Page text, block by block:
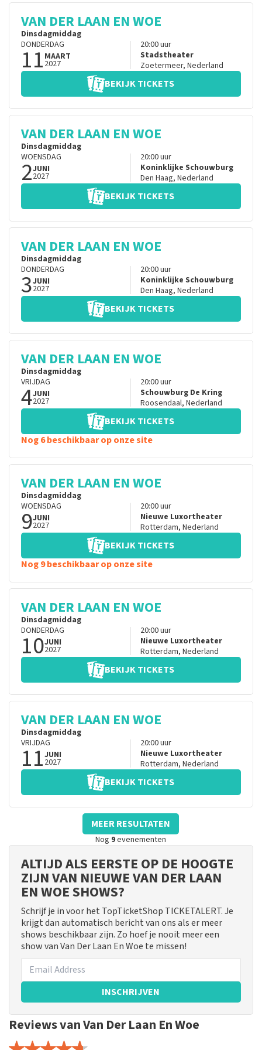
VAN DER LAAN EN WOE
Dinsdagmiddag
DONDERDAG
11 MAART
2027
20:00uur
Stadstheater
Zoetermeer, Nederland
BEKIJK TICKETS
VAN DER LAAN EN WOE
Dinsdagmiddag
WOENSDAG
2JUNI
2027
20:00uur
Koninklijke Schouwburg
Den Haag, Nederland
BEKIJK TICKETS
VAN DER LAAN EN WOE
Dinsdagmiddag
DONDERDAG
3JUNI
2027
20:00uur
Koninklijke Schouwburg
Den Haag, Nederland
BEKIJK TICKETS
VAN DER LAAN EN WOE
Dinsdagmiddag
VRIJDAG
4JUNI
2027
20:00uur
Schouwburg De Kring
Roosendaal, Nederland
BEKIJK TICKETS
Nog 6 beschikbaar op onze site
VAN DER LAAN EN WOE
Dinsdagmiddag
WOENSDAG
9JUNI
2027
20:00uur
Nieuwe Luxortheater
Rotterdam, Nederland
BEKIJK TICKETS
Nog 9 beschikbaar op onze site
VAN DER LAAN EN WOE
Dinsdagmiddag
DONDERDAG
10JUNI
2027
20:00uur
Nieuwe Luxortheater
Rotterdam, Nederland
BEKIJK TICKETS
VAN DER LAAN EN WOE
Dinsdagmiddag
VRIJDAG
11JUNI
2027
20:00uur
Nieuwe Luxortheater
Rotterdam, Nederland
BEKIJK TICKETS
MEER RESULTATEN
Nog 9evenementen
ALTIJD ALS EERSTE OP DE HOOGTE
ZIJN VAN NIEUWE VAN DER LAAN
EN WOE SHOWS?
Schrijf je in voor het TopTicketShop TICKETALERT. Je
krijgt dan automatisch bericht van ons als er meer
shows beschikbaar zijn. Zo hoef je nooit meer een
show van Van Der Laan En Woe te missen!
INSCHRIJVEN
Reviews van Van Der Laan En Woe